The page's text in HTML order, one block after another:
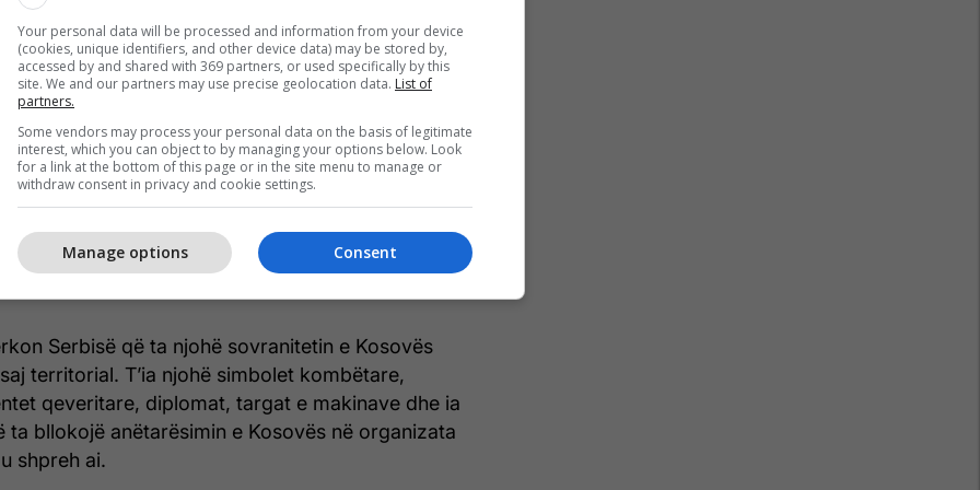
të Shteteve të Bashkuara të Amerikës
dialogun Kosovë-Serbi dhe çështje tjera.
për Ballkanin Perëndimor theksoi se janë të
dhe se janë duke punuar për t’i çuar
Perëndimor drejt integrimeve evropiane
Marrëveshjen e Ohrit, dukë thënë se i kërkohet
sovranitetin e Kosovës dhe integritetin e saj
Serbisë që ta njohë sovranitetin e Kosovës
territorial. T’ia njohë simbolet kombëtare,
qeveritare, diplomat, targat e makinave dhe ia
ta bllokojë anëtarësimin e Kosovës në organizata
shpreh ai.
Your personal data will be processed and information from your device
(cookies, unique identifiers, and other device data) may be stored by,
accessed by and shared with 369 partners, or used specifically by this
site. We and our partners may use precise geolocation data. List of
partners.
Some vendors may process your personal data on the basis of legitimate
interest, which you can object to by managing your options below. Look
for a link at the bottom of this page or in the site menu to manage or
withdraw consent in privacy and cookie settings.
Consent
Manage options